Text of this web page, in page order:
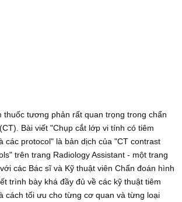
thuốc tương phản rất quan trọng trong chẩn
Bài viết "Chụp cắt lớp vi tính có tiêm
các protocol" là bản dịch của "CT contrast
trên trang Radiology Assistant - một trang
các Bác sĩ và Kỹ thuật viên Chẩn đoán hình
trình bày khá đầy đủ về các kỹ thuật tiêm
cách tối ưu cho từng cơ quan và từng loại